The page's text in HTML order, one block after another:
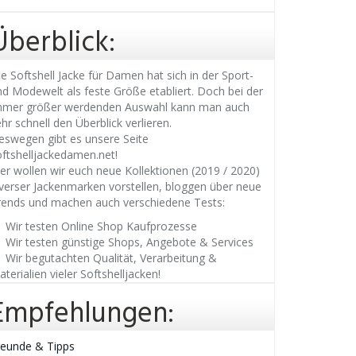
Softshell Jacke für Damen hat sich in der Sport-
Modewelt als feste Größe etabliert. Doch bei der
größer werdenden Auswahl kann man auch
schnell den Überblick verlieren.
gibt es unsere Seite
wollen wir euch neue Kollektionen (2019 / 2020)
Jackenmarken vorstellen, bloggen über neue
und machen auch verschiedene Tests:
Wir testen Online Shop Kaufprozesse
Wir testen günstige Shops, Angebote & Services
Wir begutachten Qualität, Verarbeitung &
vieler Softshelljacken!
& Tipps